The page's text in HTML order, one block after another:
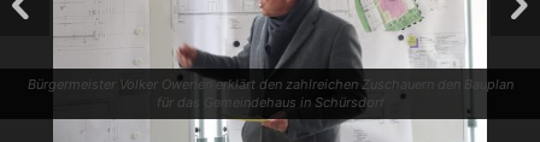
Bür­ger­meis­ter Vol­ker Owe­ri­en erklärt den zahl­rei­chen Zuschau­ern den Bau­plan
für das Gemein­de­haus in Schürsdorf